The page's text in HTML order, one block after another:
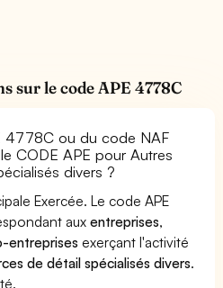
sur le code APE 4778C
4778C ou du code NAF
CODE APE pour Autres
divers ?
Exercée. Le code APE
auxentreprises,
entreprises exerçant l'activité
de détail spécialisés divers.